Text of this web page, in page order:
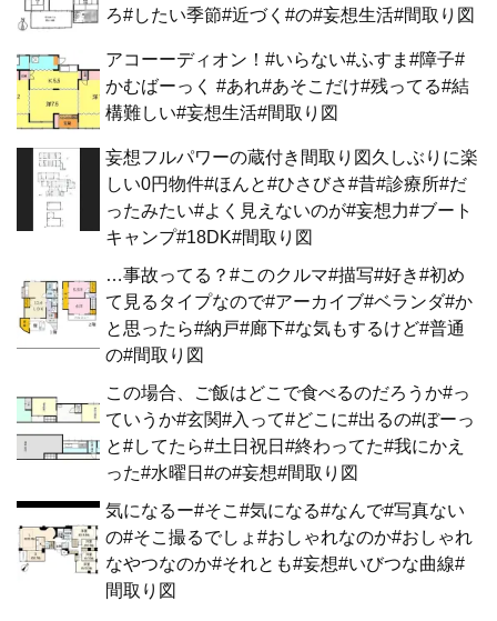
ろ#したい季節#近づく#の#妄想生活#間取り図
アコーーディオン！#いらない#ふすま#障子#
かむばーっく #あれ#あそこだけ#残ってる#結
構難しい#妄想生活#間取り図
妄想フルパワーの蔵付き間取り図久しぶりに楽
しい0円物件#ほんと#ひさびさ#昔#診療所#だ
ったみたい#よく見えないのが#妄想力#ブート
キャンプ#18DK#間取り図
…事故ってる？#このクルマ#描写#好き#初め
て見るタイプなので#アーカイブ#ベランダ#か
と思ったら#納戸#廊下#な気もするけど#普通
の#間取り図
この場合、ご飯はどこで食べるのだろうか#っ
ていうか#玄関#入って#どこに#出るの#ぼーっ
と#してたら#土日祝日#終わってた#我にかえ
った#水曜日#の#妄想#間取り図
気になるー#そこ#気になる#なんで#写真ない
の#そこ撮るでしょ#おしゃれなのか#おしゃれ
なやつなのか#それとも#妄想#いびつな曲線#
間取り図